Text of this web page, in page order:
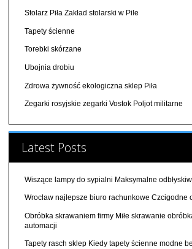
Stolarz Piła Zakład stolarski w Pile
Tapety ścienne
Torebki skórzane
Ubojnia drobiu
Zdrowa żywność ekologiczna sklep Piła
Zegarki rosyjskie zegarki Vostok Poljot militarne
Latest Posts
Wiszące lampy do sypialni Maksymalne
Wroclaw najlepsze biuro rachunkowe Czcigodne
Obróbka skrawaniem firmy Miłe skrawanie
automacji
Tapety rasch sklep Kiedy tapety ścienne modne